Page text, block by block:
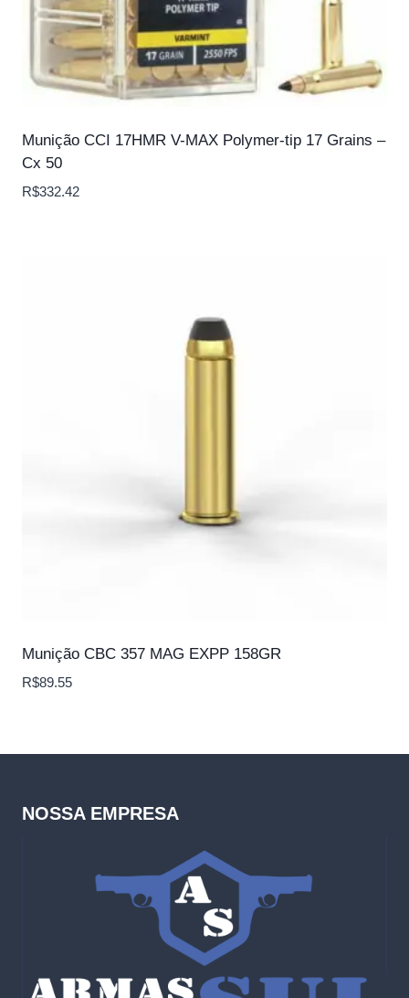
Munição CCI 17HMR V-MAX Polymer-tip 17 Grains –
Cx 50
R$332.42
Munição CBC 357 MAG EXPP 158GR
R$89.55
NOSSA EMPRESA